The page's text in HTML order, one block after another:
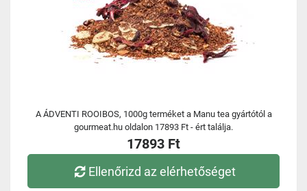
A ÁDVENTI ROOIBOS, 1000g terméket a Manu tea gyártótól a
gourmeat.hu oldalon 17893 Ft - ért találja.
17893 Ft
Ellenőrizd az elérhetőséget